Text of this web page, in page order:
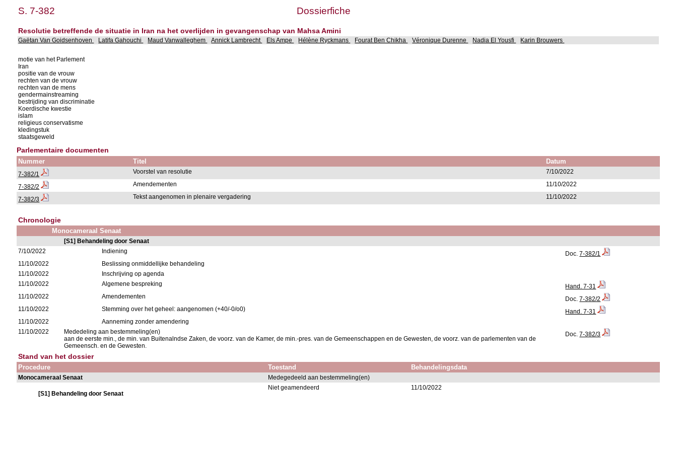
S. 7-382 Dossierfiche
Resolutie betreffende de situatie in Iran na het overlijden in gevangenschap van Mahsa Amini
Gaëtan Van Goidsenhoven Latifa Gahouchi Maud Vanwalleghem Annick Lambrecht Els Ampe Hélène Ryckmans Fourat Ben Chikha Véronique Durenne Nadia El Yousfi Karin Brouwers
motie van het Parlement
Iran
positie van de vrouw
rechten van de vrouw
rechten van de mens
gendermainstreaming
bestrijding van discriminatie
Koerdische kwestie
islam
religieus conservatisme
kledingstuk
staatsgeweld
Parlementaire documenten
Nummer Titel Datum
7-382/1 Voorstel van resolutie 7/10/2022
7-382/2 Amendementen 11/10/2022
7-382/3 Tekst aangenomen in plenaire vergadering 11/10/2022
Chronologie
Monocameraal Senaat
[S1] Behandeling door Senaat
7/10/2022
Indiening Doc.7-382/1
11/10/2022
Beslissing onmiddellijke behandeling
11/10/2022
Inschrijving op agenda
11/10/2022
Algemene bespreking
Hand. 7-31
11/10/2022
Amendementen Doc.7-382/2
11/10/2022
Stemming over het geheel: aangenomen (+40/-0/o0)
Hand. 7-31
11/10/2022
Aanneming zonder amendering
11/10/2022
Mededeling aan bestemmeling(en)
aan de eerste min., de min. van Buitenalndse Zaken, de voorz. van de Kamer, de min.-pres. van de Gemeenschappen en de Gewesten, de voorz. van de parlementen van de
Gemeensch. en de Gewesten.
Doc.7-382/3
Stand van het dossier
Procedure Toestand Behandelingsdata
Monocameraal Senaat Medegedeeld aan bestemmeling(en)
[S1] Behandeling door Senaat
Niet geamendeerd 11/10/2022